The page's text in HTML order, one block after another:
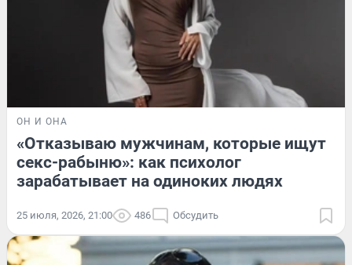
ОН И ОНА
«Отказываю мужчинам, которые ищут
секс-рабыню»: как психолог
зарабатывает на одиноких людях
25 июля, 2026, 21:00 486 Обсудить